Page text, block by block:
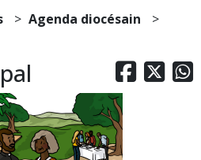
Agenda diocésain
  